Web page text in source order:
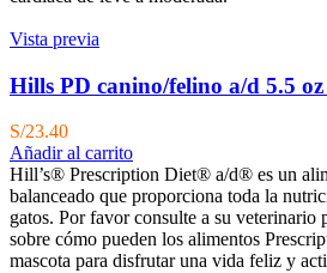
Vista previa
Hills PD canino/felino a/d 5.5
S/23.40
Añadir al carrito
Hill’s® Prescription Diet® a/d® es un
balanceado que proporciona toda la
gatos. Por favor consulte a su veterinario
sobre cómo pueden los alimentos
mascota para disfrutar una vida feliz y